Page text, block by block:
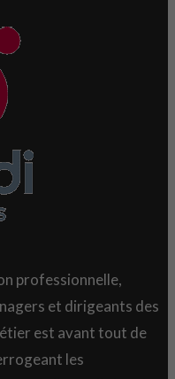
professionnelle,
et dirigeants des
est avant tout de
les